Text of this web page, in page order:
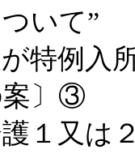
いて”
特例入
案〕③
１又は